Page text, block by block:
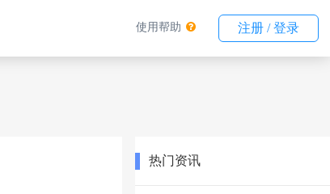
使用帮助 注册 / 登录
热门资讯